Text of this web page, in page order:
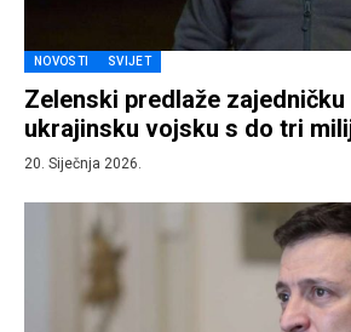
NOVOSTI SVIJET
Zelenski predlaže
ukrajinsku vojsku s do tri
20. Siječnja 2026.